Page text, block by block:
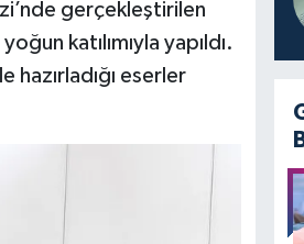
gerçekleştirilen
katılımıyla yapıldı.
eserler